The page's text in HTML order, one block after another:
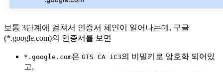
보통 3단계에 걸쳐서 인증서 체인이 일어나는데, 구글
(*.google.com)의 인증서를 보면
*.google.com은 GTS CA 1C3의 비밀키로 암호화 되어있
고,